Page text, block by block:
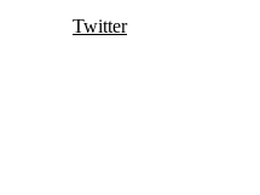
Twitter